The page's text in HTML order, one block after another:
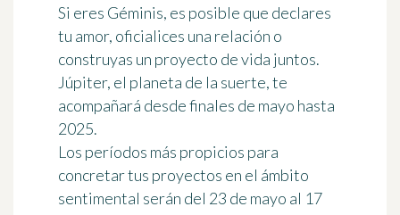
Si eres Géminis, es posible que declares
tu amor, oficialices una relación o
construyas un proyecto de vida juntos.
Júpiter, el planeta de la suerte, te
acompañará desde finales de mayo hasta
2025.
Los períodos más propicios para
concretar tus proyectos en el ámbito
sentimental serán del 23 de mayo al 17